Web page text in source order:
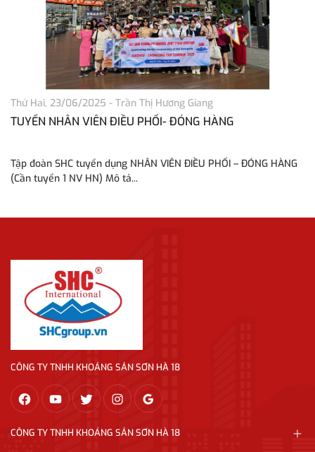
Thứ Hai, 23/06/2025 - Trần Thị Hương Giang
TUYỂN NHÂN VIÊN ĐIỀU PHỐI- ĐÓNG HÀNG
Tập đoàn SHC tuyển dụng NHÂN VIÊN ĐIỀU PHỐI – ĐÓNG HÀNG
(Cần tuyển 1 NV HN) Mô tả...
CÔNG TY TNHH KHOÁNG SẢN SƠN HÀ 18
CÔNG TY TNHH KHOÁNG SẢN SƠN HÀ 18